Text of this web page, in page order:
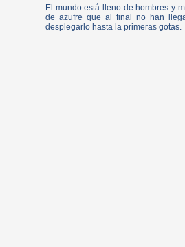
El mundo está lleno de hombres y
de azufre que al final no han
desplegarlo hasta la primeras gotas.